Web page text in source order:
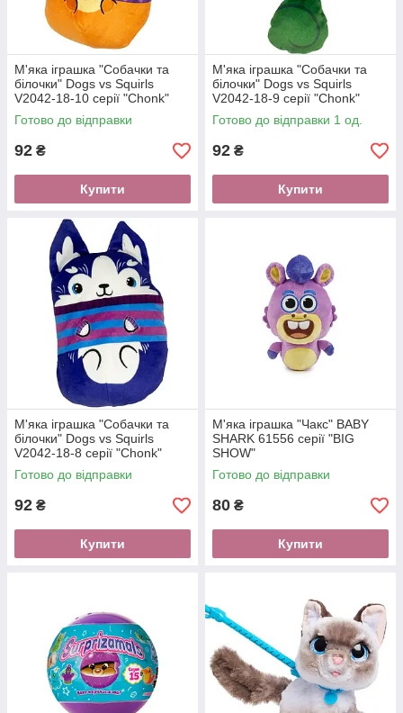
М'яка іграшка "Собачки та
білочки" Dogs vs Squirls
V2042-18-10 серії "Сhonk"
Готово до відправки
92 ₴
Купити
М'яка іграшка "Собачки та
білочки" Dogs vs Squirls
V2042-18-9 серії "Сhonk"
Готово до відправки 1 од.
92 ₴
Купити
М'яка іграшка "Собачки та
білочки" Dogs vs Squirls
V2042-18-8 серії "Chonk"
Готово до відправки
92 ₴
Купити
М'яка іграшка "Чакс" BABY
SHARK 61556 серії "BIG
SHOW"
Готово до відправки
80 ₴
Купити